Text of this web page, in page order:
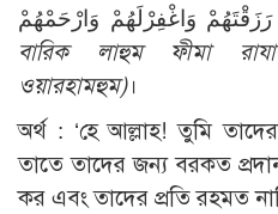
বারিক লাহুম ফীমা
ওয়ারহামহুম)।
অর্থ : ‘হে আল্লাহ! তুমি
তাতে তাদের জন্য বরকত
কর এবং তাদের প্রতি রহমত